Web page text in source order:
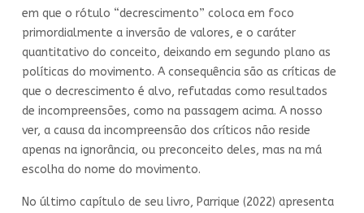
em que o rótulo “decrescimento” coloca em foco
primordialmente a inversão de valores, e o caráter
quantitativo do conceito, deixando em segundo plano as
políticas do movimento. A consequência são as críticas de
que o decrescimento é alvo, refutadas como resultados
de incompreensões, como na passagem acima. A nosso
ver, a causa da incompreensão dos críticos não reside
apenas na ignorância, ou preconceito deles, mas na má
escolha do nome do movimento.
No último capítulo de seu livro, Parrique (2022) apresenta